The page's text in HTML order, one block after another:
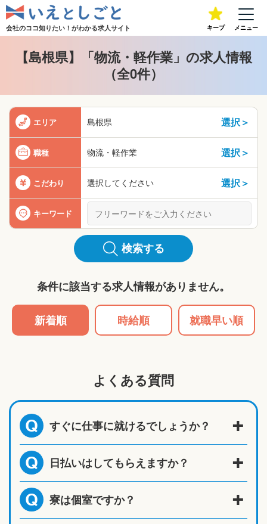
会社のココ知りたい！がわかる求人サイト キープ メニュー
【島根県】「物流・軽作業」の求人情報
（全0件）
エリア 島根県 選択＞
職種 物流・軽作業 選択＞
こだわり 選択してください 選択＞
キーワード
検索する
条件に該当する求人情報がありません。
新着順 時給順 就職早い順
よくある質問
Q すぐに仕事に就けるでしょうか？
Q 日払いはしてもらえますか？
Q 寮は個室ですか？